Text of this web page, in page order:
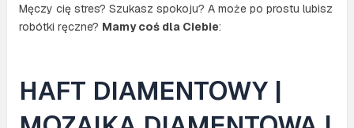
30
cm
diamenty
AB
Męczy cię stres? Szukasz spokoju? A może po prostu lubisz
robótki ręczne? Mamy coś dla Ciebie:
HAFT DIAMENTOWY |